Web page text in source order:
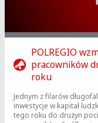
POLREGIO
pracowników
roku
Jednym z filarów
inwestycje w kapitał
tego roku do drużyn